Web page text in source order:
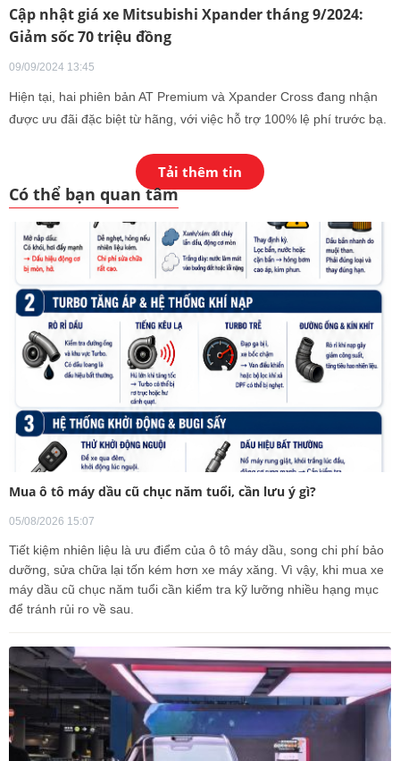
Cập nhật giá xe Mitsubishi Xpander tháng 9/2024:
Giảm sốc 70 triệu đồng
09/09/2024 13:45
Hiện tại, hai phiên bản AT Premium và Xpander Cross đang nhận
được ưu đãi đặc biệt từ hãng, với việc hỗ trợ 100% lệ phí trước bạ.
này, giúp tiết kiệm một khoản chi phí đáng kể khi mua xe trong thời
điểm hiện tại.
Tải thêm tin
Có thể bạn quan tâm
Mua ô tô máy dầu cũ chục năm tuổi, cần lưu ý gì?
05/08/2026 15:07
Tiết kiệm nhiên liệu là ưu điểm của ô tô máy dầu, song chi phí bảo
dưỡng, sửa chữa lại tốn kém hơn xe máy xăng. Vì vậy, khi mua xe
máy dầu cũ chục năm tuổi cần kiểm tra kỹ lưỡng nhiều hạng mục
để tránh rủi ro về sau.